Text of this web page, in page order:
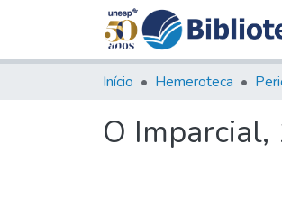
Início Hemeroteca
O